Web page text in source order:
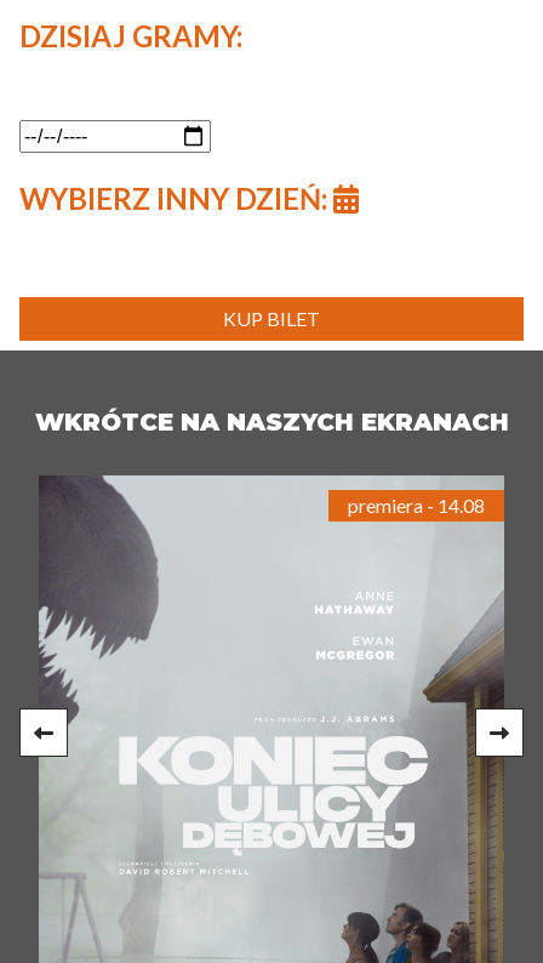
DZISIAJ GRAMY:
WYBIERZ INNY DZIEŃ:
KUP BILET
WKRÓTCE NA NASZYCH EKRANACH
premiera - 14.08